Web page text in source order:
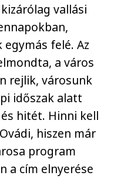
vallási
felé. Az
a város
rejlik, városunk
időszak alatt
hitét. Hinni kell
hiszen már
program
a cím elnyerése